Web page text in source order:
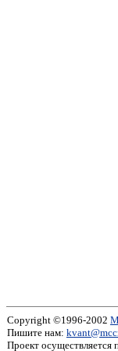
Copyright ©1996-2002
Пишите нам:
Проект осуществляется